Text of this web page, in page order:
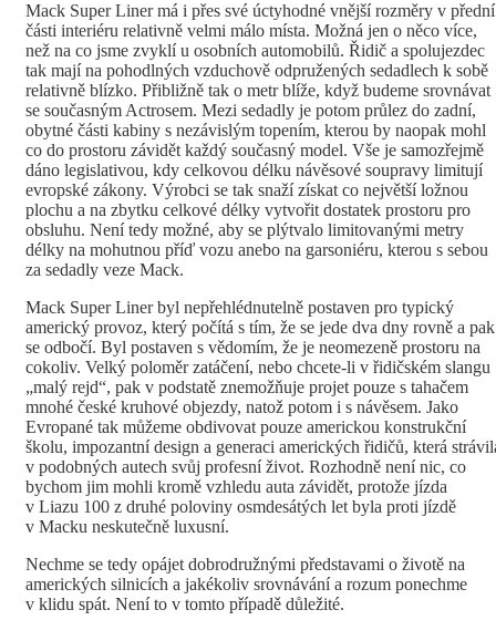
Mack Super Liner má i přes své úctyhodné vnější rozměry v přední
části interiéru relativně velmi málo místa. Možná jen o něco více,
než na co jsme zvyklí u osobních automobilů. Řidič a spolujezdec
tak mají na pohodlných vzduchově odpružených sedadlech k sobě
relativně blízko. Přibližně tak o metr blíže, když budeme srovnávat
se současným Actrosem. Mezi sedadly je potom průlez do zadní,
obytné části kabiny s nezávislým topením, kterou by naopak mohl
co do prostoru závidět každý současný model. Vše je samozřejmě
dáno legislativou, kdy celkovou délku návěsové soupravy limitují
evropské zákony. Výrobci se tak snaží získat co největší ložnou
plochu a na zbytku celkové délky vytvořit dostatek prostoru pro
obsluhu. Není tedy možné, aby se plýtvalo limitovanými metry
délky na mohutnou příď vozu anebo na garsoniéru, kterou s sebou
za sedadly veze Mack.
Mack Super Liner byl nepřehlédnutelně postaven pro typický
americký provoz, který počítá s tím, že se jede dva dny rovně a pak
se odbočí. Byl postaven s vědomím, že je neomezeně prostoru na
cokoliv. Velký poloměr zatáčení, nebo chcete-li v řidičském slangu
„malý rejd“, pak v podstatě znemožňuje projet pouze s tahačem
mnohé české kruhové objezdy, natož potom i s návěsem. Jako
Evropané tak můžeme obdivovat pouze americkou konstrukční
školu, impozantní design a generaci amerických řidičů, která
v podobných autech svůj profesní život. Rozhodně není nic, co
bychom jim mohli kromě vzhledu auta závidět, protože jízda
v Liazu 100 z druhé poloviny osmdesátých let byla proti jízdě
v Macku neskutečně luxusní.
Nechme se tedy opájet dobrodružnými představami o životě na
amerických silnicích a jakékoliv srovnávání a rozum ponechme
v klidu spát. Není to v tomto případě důležité.